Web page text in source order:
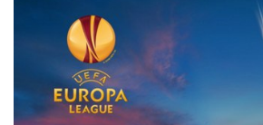
Клейтон Шавьер, Хосе Эрнесто Соса,
(Виллиан Гомес, 67), Марлос (Жажа